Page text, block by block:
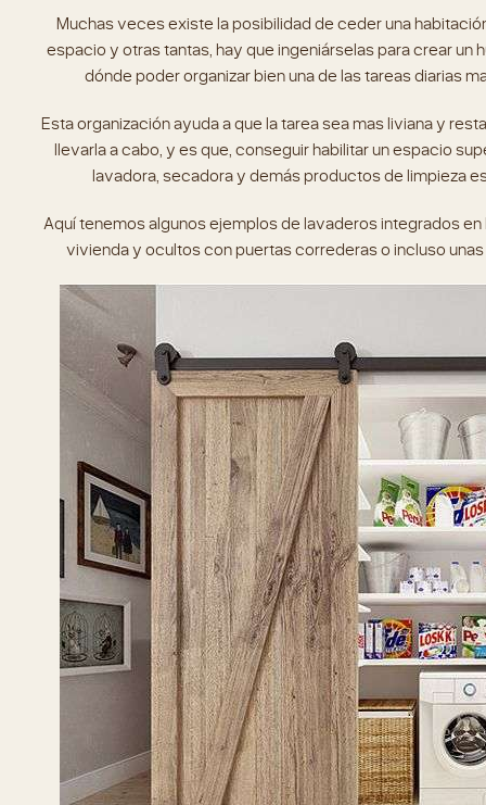
Muchas veces existe la posibilidad de ceder una
espacio y otras tantas, hay que ingeniárselas para crear un
dónde poder organizar bien una de las tareas diarias
Esta organización ayuda a que la tarea sea mas liviana y
llevarla a cabo, y es que, conseguir habilitar un espacio
lavadora, secadora y demás productos de limpieza
Aquí tenemos algunos ejemplos de lavaderos integrados
vivienda y ocultos con puertas correderas o incluso